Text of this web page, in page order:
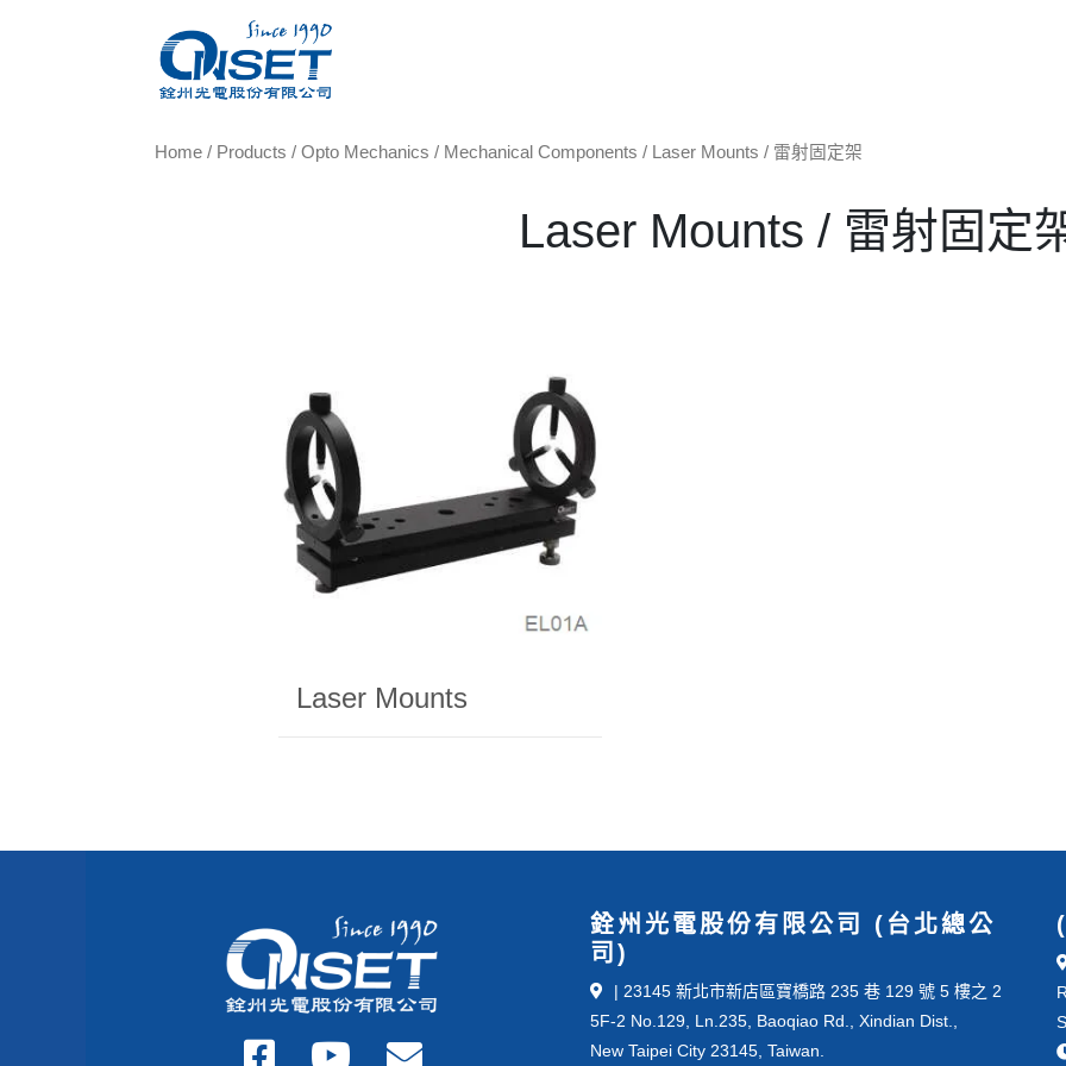
Home / Products / Opto Mechanics / Mechanical Components / Laser Mounts / 雷射固定架
Laser Mounts / 雷射固定
Laser Mounts
銓州光電股份有限公司 (台北總公
司)
| 23145 新北市新店區寶橋路 235 巷 129 號 5 樓之 2
5F-2 No.129, Ln.235, Baoqiao Rd., Xindian Dist.,
New Taipei City 23145, Taiwan.